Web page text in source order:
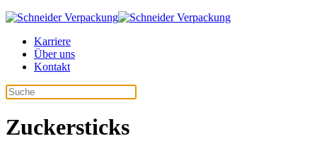
Karriere
Über uns
Kontakt
Zuckersticks